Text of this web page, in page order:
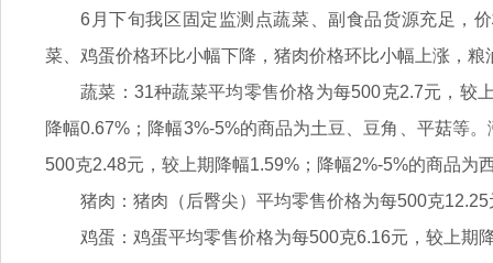
6月下旬我区固定监测点蔬菜、副食品货源充足，
菜、鸡蛋价格环比小幅下降，猪肉价格环比小幅上涨，粮
蔬菜：31种蔬菜平均零售价格为每500克2.7元，较
降幅0.67%；降幅3%-5%的商品为土豆、豆角、平菇等
500克2.48元，较上期降幅1.59%；降幅2%-5%的商品为
猪肉：猪肉（后臀尖）平均零售价格为每500克
鸡蛋：鸡蛋平均零售价格为每500克6.16元，较上期